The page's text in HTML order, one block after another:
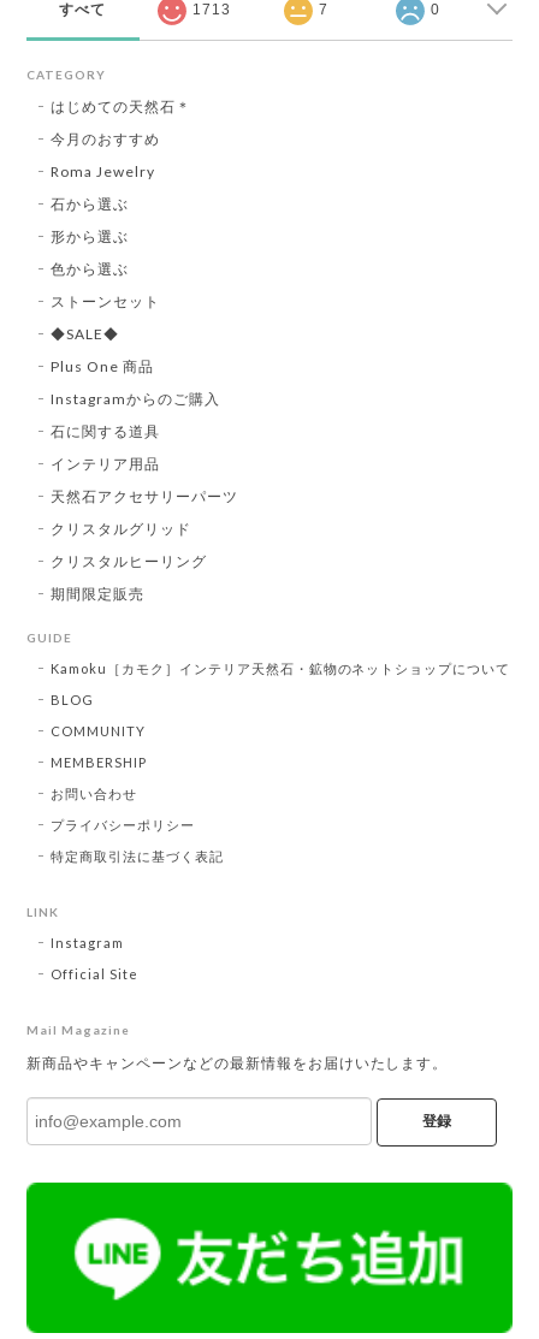
すべて 1713 7 0
CATEGORY
はじめての天然石＊
今月のおすすめ
Roma Jewelry
石から選ぶ
形から選ぶ
色から選ぶ
ストーンセット
◆SALE◆
Plus One 商品
Instagramからのご購入
石に関する道具
インテリア用品
天然石アクセサリーパーツ
クリスタルグリッド
クリスタルヒーリング
期間限定販売
GUIDE
Kamoku［カモク］インテリア天然石・鉱物のネットショップについて
BLOG
COMMUNITY
MEMBERSHIP
お問い合わせ
プライバシーポリシー
特定商取引法に基づく表記
LINK
Instagram
Official Site
Mail Magazine
新商品やキャンペーンなどの最新情報をお届けいたします。
登録